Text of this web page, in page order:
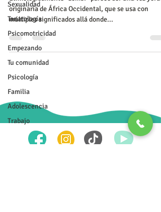
Sexualidad
Tanatología
Psicomotricidad
Empezando
Tu comunidad
Psicología
Familia
Adolescencia
Trabajo
originaria de África Occidental, que se usa con
múltiples significados allá donde...